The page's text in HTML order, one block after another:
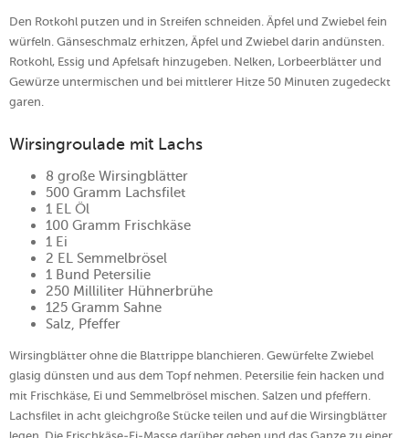
Den Rotkohl putzen und in Streifen schneiden. Äpfel und Zwiebel fein
würfeln. Gänseschmalz erhitzen, Äpfel und Zwiebel darin andünsten.
Rotkohl, Essig und Apfelsaft hinzugeben. Nelken, Lorbeerblätter und
Gewürze untermischen und bei mittlerer Hitze 50 Minuten zugedeckt
garen.
Wirsingroulade mit Lachs
8 große Wirsingblätter
500 Gramm Lachsfilet
1 EL Öl
100 Gramm Frischkäse
1 Ei
2 EL Semmelbrösel
1 Bund Petersilie
250 Milliliter Hühnerbrühe
125 Gramm Sahne
Salz, Pfeffer
Wirsingblätter ohne die Blattrippe blanchieren. Gewürfelte Zwiebel
glasig dünsten und aus dem Topf nehmen. Petersilie fein hacken und
mit Frischkäse, Ei und Semmelbrösel mischen. Salzen und pfeffern.
Lachsfilet in acht gleichgroße Stücke teilen und auf die Wirsingblätter